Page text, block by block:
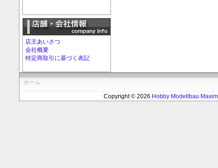
店主あいさつ
会社概要
特定商取引に基づく表記
ホーム
Copyright © 2026 Hobby Modellbau